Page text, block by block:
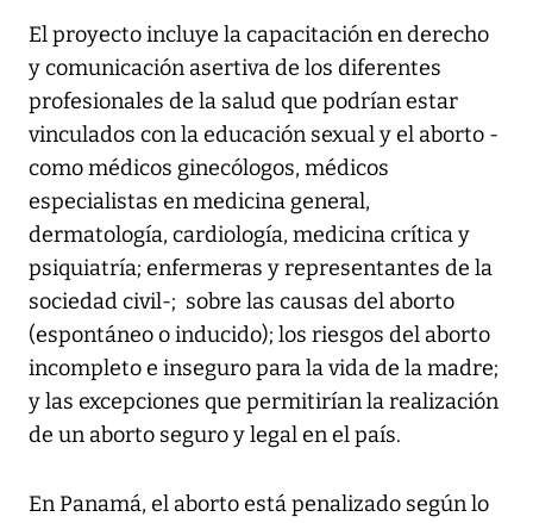
El proyecto incluye la capacitación en derecho
y comunicación asertiva de los diferentes
profesionales de la salud que podrían estar
vinculados con la educación sexual y el aborto -
como médicos ginecólogos, médicos
especialistas en medicina general,
dermatología, cardiología, medicina crítica y
psiquiatría; enfermeras y representantes de la
sociedad civil-; sobre las causas del aborto
(espontáneo o inducido); los riesgos del aborto
incompleto e inseguro para la vida de la madre;
y las excepciones que permitirían la realización
de un aborto seguro y legal en el país.
En Panamá, el aborto está penalizado según lo